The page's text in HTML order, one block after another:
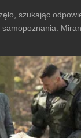
szukając